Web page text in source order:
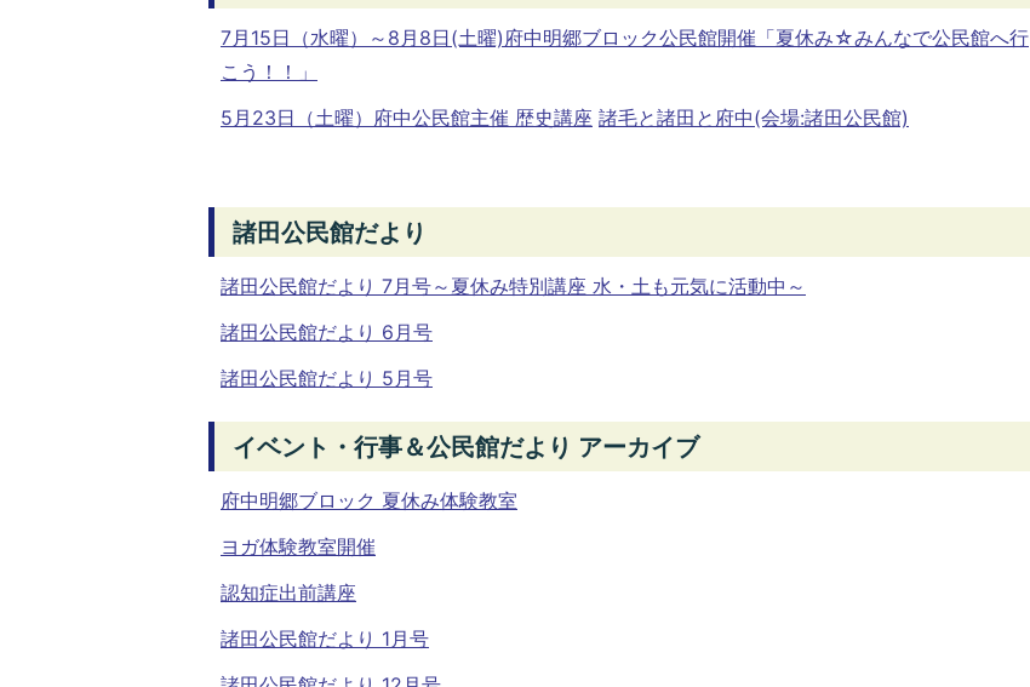
7月15日（水曜）～8月8日(土曜)府中明郷ブロック公民館開催「夏休み☆みんなで公民館へ行
こう！！」
5月23日（土曜）府中公民館主催 歴史講座 諸毛と諸田と府中(会場:諸田公民館)
諸田公民館だより
諸田公民館だより 7月号～夏休み特別講座 水・土も元気に活動中～
諸田公民館だより 6月号
諸田公民館だより 5月号
イベント・行事＆公民館だより アーカイブ
府中明郷ブロック 夏休み体験教室
ヨガ体験教室開催
認知症出前講座
諸田公民館だより 1月号